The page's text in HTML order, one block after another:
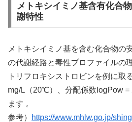
メトキシイミノ基含有化合
謝特性
メトキシイミノ基を含む化合物の
の代謝経路と毒性プロファイルの
トリフロキシストロビンを例に取
mg/L（20℃）、分配係数logPow =
ます 。
参考）
https://www.mhlw.go.jp/